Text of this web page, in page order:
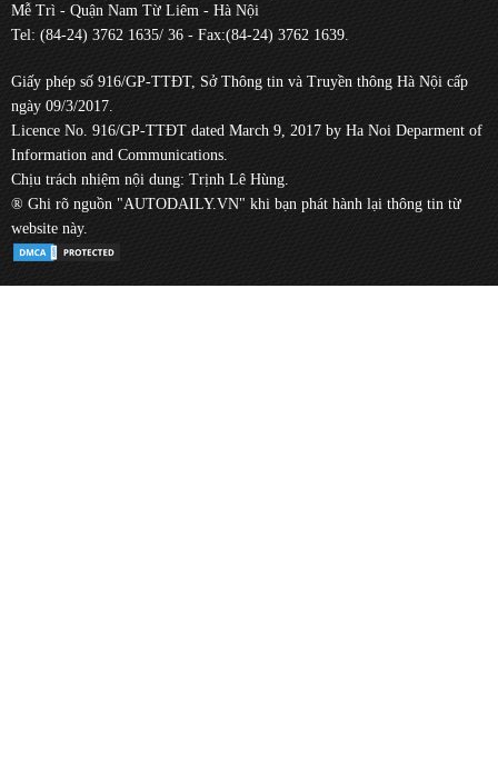
Mễ Trì - Quận Nam Từ Liêm - Hà Nội
Tel: (84-24) 3762 1635/ 36 - Fax:(84-24) 3762 1639.
Giấy phép số 916/GP-TTĐT, Sở Thông tin và Truyền thông Hà Nội cấp
ngày 09/3/2017.
Licence No. 916/GP-TTĐT dated March 9, 2017 by Ha Noi Deparment of
Information and Communications.
Chịu trách nhiệm nội dung: Trịnh Lê Hùng.
® Ghi rõ nguồn "AUTODAILY.VN" khi bạn phát hành lại thông tin từ
website này.